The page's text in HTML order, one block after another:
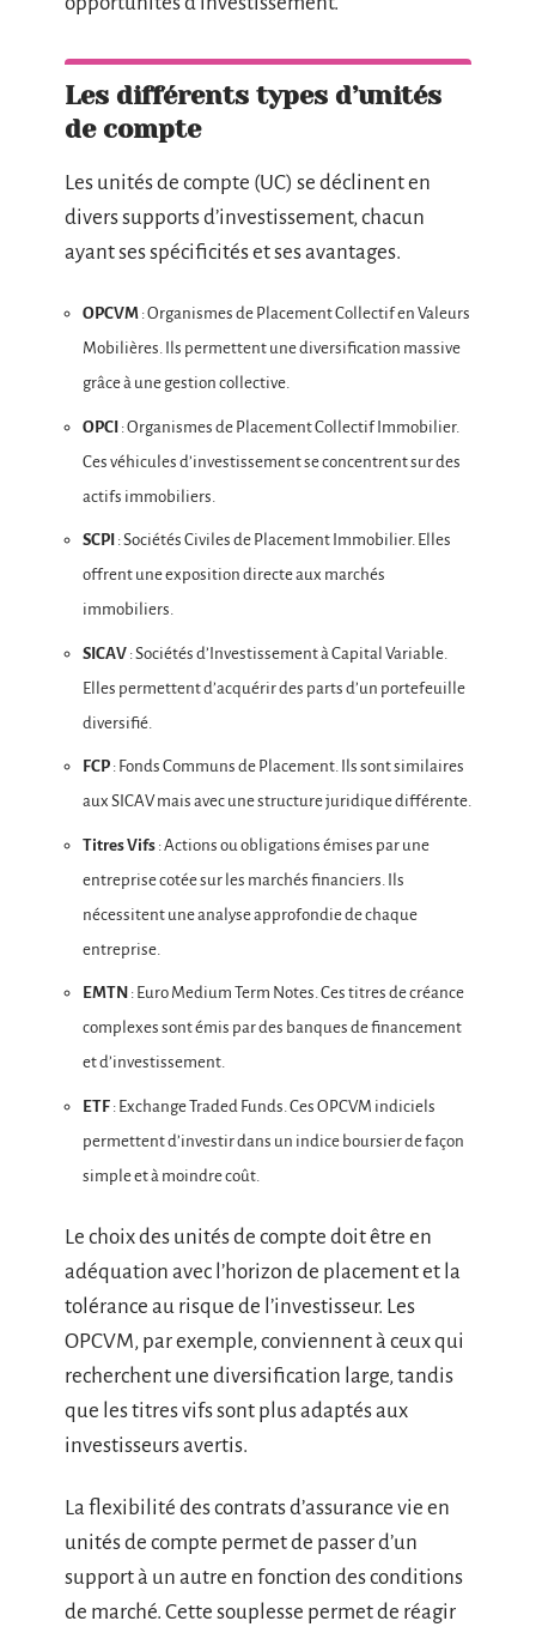
Les différents types d’unités
de compte
Les unités de compte (UC) se déclinent en
divers supports d’investissement, chacun
ayant ses spécificités et ses avantages.
OPCVM : Organismes de Placement Collectif en Valeurs
Mobilières. Ils permettent une diversification massive
grâce à une gestion collective.
OPCI : Organismes de Placement Collectif Immobilier.
Ces véhicules d’investissement se concentrent sur des
actifs immobiliers.
SCPI : Sociétés Civiles de Placement Immobilier. Elles
offrent une exposition directe aux marchés
immobiliers.
SICAV : Sociétés d’Investissement à Capital Variable.
Elles permettent d’acquérir des parts d’un portefeuille
diversifié.
FCP : Fonds Communs de Placement. Ils sont similaires
aux SICAV mais avec une structure juridique différente.
Titres Vifs : Actions ou obligations émises par une
entreprise cotée sur les marchés financiers. Ils
nécessitent une analyse approfondie de chaque
entreprise.
EMTN : Euro Medium Term Notes. Ces titres de créance
complexes sont émis par des banques de financement
et d’investissement.
ETF : Exchange Traded Funds. Ces OPCVM indiciels
permettent d’investir dans un indice boursier de façon
simple et à moindre coût.
Le choix des unités de compte doit être en
adéquation avec l’horizon de placement et la
tolérance au risque de l’investisseur. Les
OPCVM, par exemple, conviennent à ceux qui
recherchent une diversification large, tandis
que les titres vifs sont plus adaptés aux
investisseurs avertis.
La flexibilité des contrats d’assurance vie en
unités de compte permet de passer d’un
support à un autre en fonction des conditions
de marché. Cette souplesse permet de réagir